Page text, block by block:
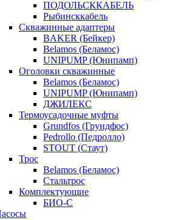
ПОДОЛЬСККАБЕЛЬ
Рыбинсккабель
Скважинные адаптеры
BAKER (Бейкер)
Belamos (Беламос)
UNIPUMP (Юнипамп)
Оголовки скважинные
Belamos (Беламос)
UNIPUMP (Юнипамп)
ДЖИЛЕКС
Термоусадочные муфты
Grundfos (Грундфос)
Pedrollo (Педролло)
STOUT (Стаут)
Трос
Belamos (Беламос)
Стальтрос
Комплектующие
БИО-С